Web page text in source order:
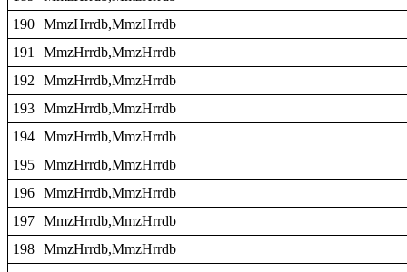
190 MmzHrrdb,MmzHrrdb
191
MmzHrrdb,MmzHrrdb
192
MmzHrrdb,MmzHrrdb
193 MmzHrrdb,MmzHrrdb
194 MmzHrrdb,MmzHrrdb
195 MmzHrrdb,MmzHrrdb
196 MmzHrrdb,MmzHrrdb
197 MmzHrrdb,MmzHrrdb
198 MmzHrrdb,MmzHrrdb